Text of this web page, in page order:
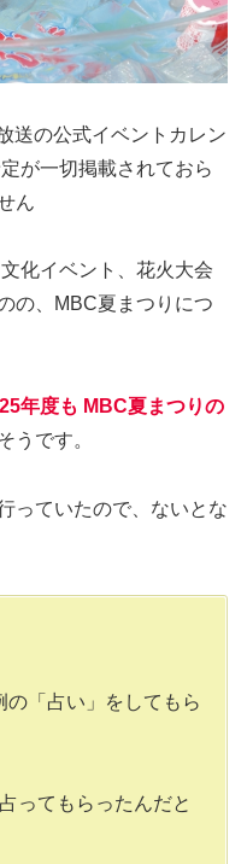
送の公式イベントカレン
が一切掲載されておら
ん
化イベント、花火大会
の、MBC夏まつりにつ
年度も MBC夏まつりの
うです。
っていたので、ないとな
「占い」をしてもら
ってもらったんだと